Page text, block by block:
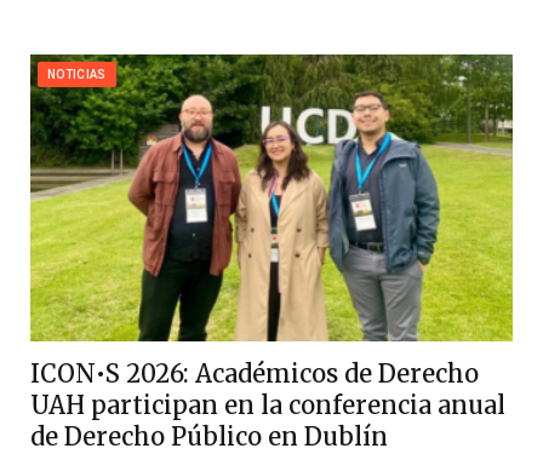
NOTICIAS
ICON•S 2026: Académicos de Derecho
UAH participan en la conferencia anual
de Derecho Público en Dublín